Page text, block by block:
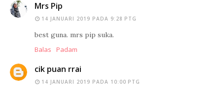
Mrs Pip
14 JANUARI 2019 PADA 9:28 PTG
best guna. mrs pip suka.
Balas
Padam
cik puan rrai
14 JANUARI 2019 PADA 10:00 PTG